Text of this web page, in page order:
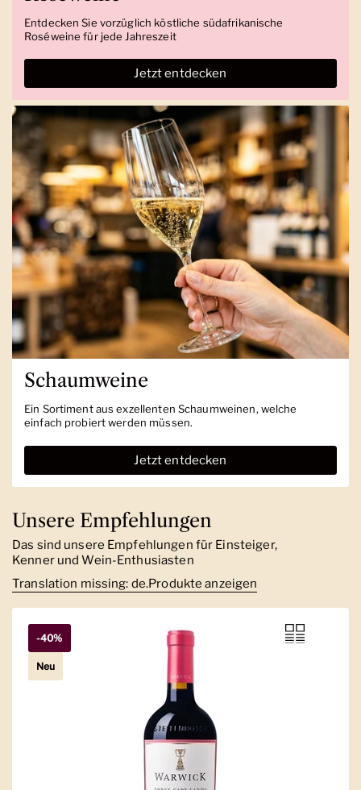
Entdecken Sie vorzüglich köstliche südafrikanische
Roséweine für jede Jahreszeit
Jetzt entdecken
Schaumweine
Ein Sortiment aus exzellenten Schaumweinen, welche
einfach probiert werden müssen.
Jetzt entdecken
Unsere Empfehlungen
Das sind unsere Empfehlungen für Einsteiger,
Kenner und Wein-Enthusiasten
Translation missing: de.Produkte anzeigen
-40%
Neu